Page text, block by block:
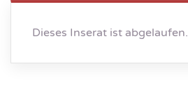
Dieses Inserat ist abgelaufen.